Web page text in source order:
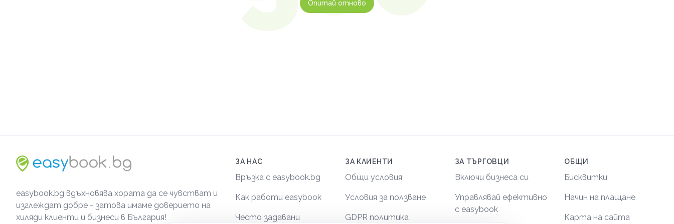
Опитай отново
easybook.bg вдъхновява хората да се чувстват и
изглеждат добре - затова имаме доверието на
хиляди клиенти и бизнеси в България!
ЗА НАС
Връзка с easybook.bg
Как работи easybook
Често задавани
ЗА КЛИЕНТИ
Общи условия
Условия за ползване
GDPR политика
ЗА ТЪРГОВЦИ
Включи бизнеса си
Управлявай ефективно
с easybook
ОБЩИ
Бисквитки
Начин на плащане
Карта на сайта